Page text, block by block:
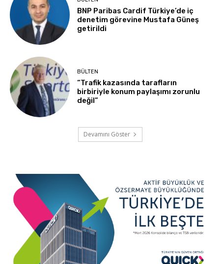
BNP Paribas Cardif Türkiye’de iç
denetim görevine Mustafa Güneş
getirildi
BÜLTEN
“Trafik kazasında tarafların
birbiriyle konum paylaşımı zorunlu
değil”
Devamını Göster